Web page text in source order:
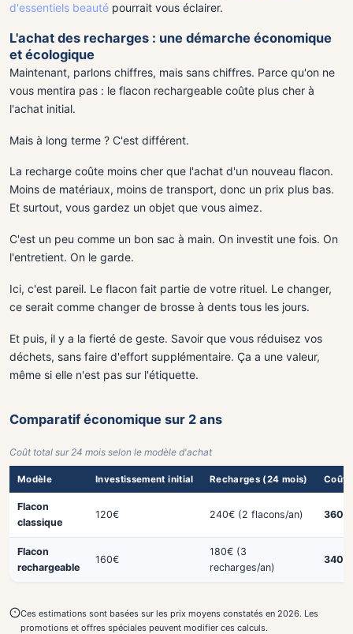
d'essentiels beauté pourrait vous éclairer.
L'achat des recharges : une démarche économique
et écologique
Maintenant, parlons chiffres, mais sans chiffres. Parce qu'on ne
vous mentira pas : le flacon rechargeable coûte plus cher à
l'achat initial.
Mais à long terme ? C'est différent.
La recharge coûte moins cher que l'achat d'un nouveau flacon.
Moins de matériaux, moins de transport, donc un prix plus bas.
Et surtout, vous gardez un objet que vous aimez.
C'est un peu comme un bon sac à main. On investit une fois. On
l'entretient. On le garde.
Ici, c'est pareil. Le flacon fait partie de votre rituel. Le changer,
ce serait comme changer de brosse à dents tous les jours.
Et puis, il y a la fierté de geste. Savoir que vous réduisez vos
déchets, sans faire d'effort supplémentaire. Ça a une valeur,
même si elle n'est pas sur l'étiquette.
Comparatif économique sur 2 ans
Coût total sur 24 mois selon le modèle d'achat
Modèle Investissement initial Recharges (24 mois) Coût
Flacon
classique
120€ 240€ (2 flacons/an) 360€
Flacon
rechargeable
160€
180€ (3
recharges/an)
340€
Ces estimations sont basées sur les prix moyens constatés en 2026. Les
promotions et offres spéciales peuvent modifier ces calculs.